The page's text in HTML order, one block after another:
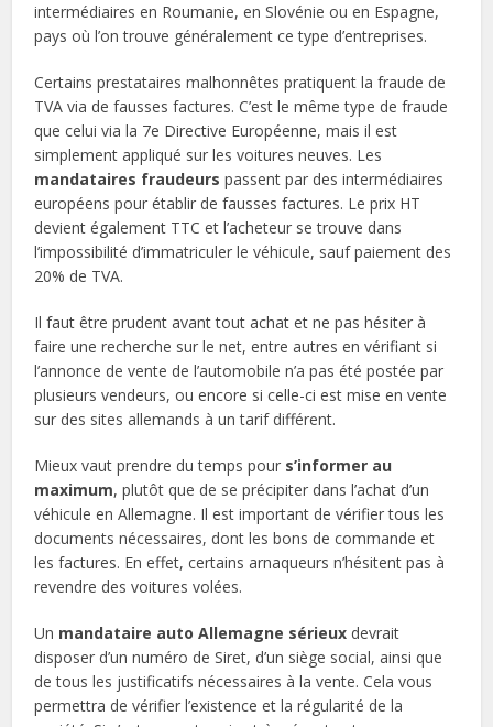
intermédiaires en Roumanie, en Slovénie ou en Espagne,
pays où l’on trouve généralement ce type d’entreprises.
Certains prestataires malhonnêtes pratiquent la fraude de
TVA via de fausses factures. C’est le même type de fraude
que celui via la 7e Directive Européenne, mais il est
simplement appliqué sur les voitures neuves. Les
mandataires fraudeurs passent par des intermédiaires
européens pour établir de fausses factures. Le prix HT
devient également TTC et l’acheteur se trouve dans
l’impossibilité d’immatriculer le véhicule, sauf paiement des
20% de TVA.
Il faut être prudent avant tout achat et ne pas hésiter à
faire une recherche sur le net, entre autres en vérifiant si
l’annonce de vente de l’automobile n’a pas été postée par
plusieurs vendeurs, ou encore si celle-ci est mise en vente
sur des sites allemands à un tarif différent.
Mieux vaut prendre du temps pour s’informer au
maximum, plutôt que de se précipiter dans l’achat d’un
véhicule en Allemagne. Il est important de vérifier tous les
documents nécessaires, dont les bons de commande et
les factures. En effet, certains arnaqueurs n’hésitent pas à
revendre des voitures volées.
Un mandataire auto Allemagne sérieux devrait
disposer d’un numéro de Siret, d’un siège social, ainsi que
de tous les justificatifs nécessaires à la vente. Cela vous
permettra de vérifier l’existence et la régularité de la